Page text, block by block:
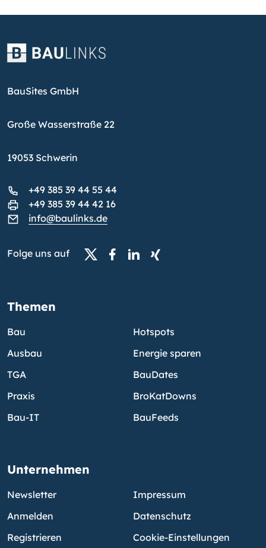
BauSites GmbH
Große Wasserstraße 22
19053 Schwerin
+49 385 39 44 55 44
+49 385 39 44 42 16
info@baulinks.de
Folge uns auf
Themen
Bau
Ausbau
TGA
Praxis
Bau-IT
Hotspots
Energie sparen
BauDates
BroKatDowns
BauFeeds
Unternehmen
Newsletter
Anmelden
Registrieren
Impressum
Datenschutz
Cookie-Einstellungen